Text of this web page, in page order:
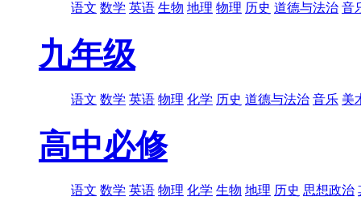
语文 数学 英语 生物 地理 物理 历史 道德与法治 音
九年级
语文 数学 英语 物理 化学 历史 道德与法治 音乐 美
高中必修
语文 数学 英语 物理 化学 生物 地理 历史 思想政治